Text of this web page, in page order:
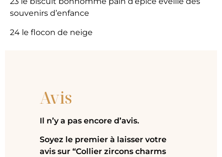
souvenirs d’enfance
24 le flocon de neige
Avis
Il n’y a pas encore d’avis.
Soyez le premier à laisser votre
avis sur “Collier zircons charms